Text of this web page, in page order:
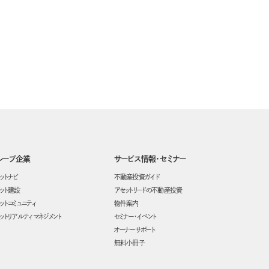
ープ企業
トナビ
ト建設
トコミュニティ
トリアルティマネジメント
サービス情報・セミナー
不動産投資ガイド
アセットリードの不動産投資
物件案内
セミナー・イベント
オーナーサポート
無料小冊子